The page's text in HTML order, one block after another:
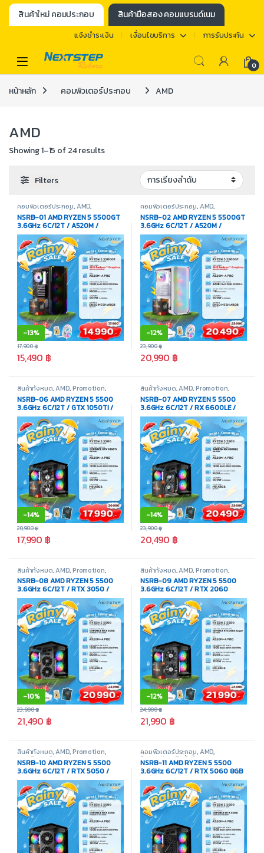
สินค้าใหม่ คอมประกอบ สินค้ามือสอง คอมแบรนด์เนม
แจ้งชำระเงิน เงื่อนไขบริการ การรับประกัน
0
หน้าหลัก คอมพิวเตอร์ประกอบ AMD
AMD
Showing 1–15 of 24 results
Filters
คอมพิวเตอร์ประกอบ,AMD,
Promotion ,สินค้าทั้งหมด
NSRB-01 AMD RYZEN 5 5500GT
3.6GHz 6C/12T / A520M /
ONBOARD / 16GB DDR4
3200Mhz / M.2 500GB
-13%
15,490 ฿
17,900฿
คอมพิวเตอร์ประกอบ,AMD,
Promotion ,สินค้าทั้งหมด
NSRB-02 AMD RYZEN 5 5500GT
3.6GHz 6C/12T / A520M /
ONBOARD / 32GB DDR4
3200Mhz / M.2 1TB / 600W
-12%
20,990 ฿
23,900฿
สินค้าทั้งหมด,AMD,Promotion,
คอมพิวเตอร์ประกอบ
NSRB-06 AMD RYZEN 5 5500
3.6GHz 6C/12T / GTX 1050TI /
16GB DDR4 3200MHz / M.2
512GB
-14%
17,990 ฿
20,900฿
สินค้าทั้งหมด,AMD,Promotion,
คอมพิวเตอร์ประกอบ
NSRB-07 AMD RYZEN 5 5500
3.6GHz 6C/12T / RX 6600LE /
16GB DDR4 3200MHz / M.2
512GB
-14%
20,490 ฿
23,900฿
สินค้าทั้งหมด,AMD,Promotion,
คอมพิวเตอร์ประกอบ
NSRB-08 AMD RYZEN 5 5500
3.6GHz 6C/12T / RTX 3050 /
16GB DDR4 3200MHz / M.2
512GB
-10%
21,490 ฿
23,900฿
สินค้าทั้งหมด,AMD,Promotion,
คอมพิวเตอร์ประกอบ
NSRB-09 AMD RYZEN 5 5500
3.6GHz 6C/12T / RTX 2060
SUPER / 16GB DDR4 3200MHz /
M.2 512GB
-12%
21,990 ฿
24,900฿
สินค้าทั้งหมด,AMD,Promotion,
คอมพิวเตอร์ประกอบ
NSRB-10 AMD RYZEN 5 5500
3.6GHz 6C/12T / RTX 5050 /
16GB DDR4 3200MHz / M.2
512GB
คอมพิวเตอร์ประกอบ,AMD,
Promotion,สินค้าทั้งหมด
NSRB-11 AMD RYZEN 5 5500
3.6GHz 6C/12T / RTX 5060 8GB
/ 16GB DDR4 3200MHz / M.2
512GB